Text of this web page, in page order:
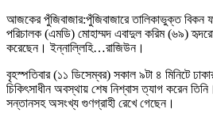
আজকের পুঁজিবাজার:পুঁজিবাজারে তালিকাভুক্ত বিকন
পরিচালক (এমডি) মোহাম্মদ এবাদুল করিম (৬৯)
করেছেন। ইন্নাল্লিহি…রাজিউন।
বৃহস্পতিবার (১১ ডিসেম্বর) সকাল ৯টা ৪ মিনিটে
চিকিৎসাধীন অবস্থায় শেষ নিশ্বাস ত্যাগ করেন
সন্তানসহ অসংখ্য গুণগ্রাহী রেখে গেছেন।